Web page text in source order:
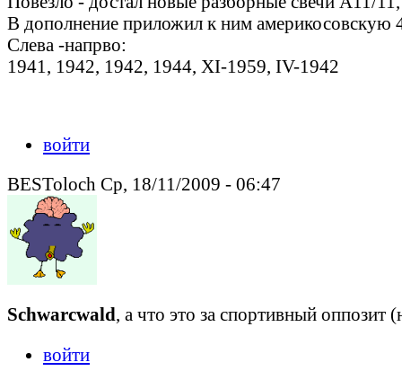
В дополнение приложил к ним
Слева -напрво:
1941, 1942, 1942, 1944, XI-1959, IV-1942
войти
BESToloch Ср, 18/11/2009 - 06:47
Schwarcwald, а что это за спортивный оппозит
войти